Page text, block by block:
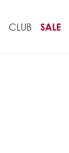
CLUB SALE